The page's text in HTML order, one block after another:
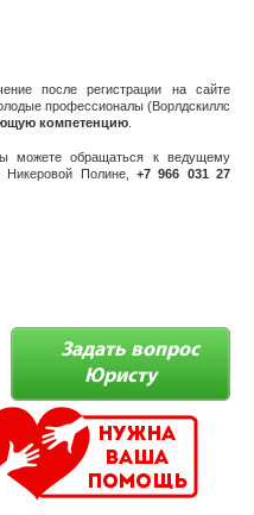
после регистрации на сайте
профессионалы (Ворлдскиллс
компетенцию
можете обращаться к ведущему
Никеровой Полине, +7 966 031 27
Задать вопрос
Юристу